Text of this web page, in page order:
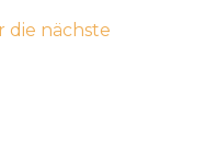
nächste